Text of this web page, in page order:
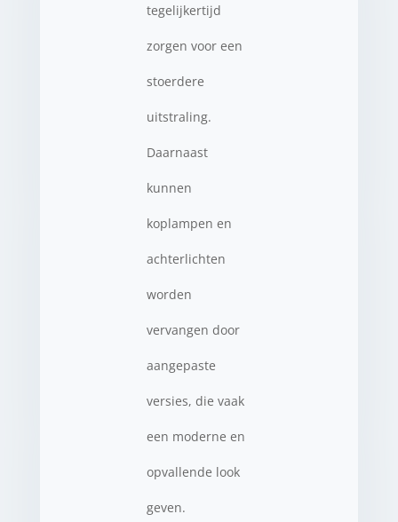
tegelijkertijd
zorgen voor een
stoerdere
uitstraling.
Daarnaast
kunnen
koplampen en
achterlichten
worden
vervangen door
aangepaste
versies, die vaak
een moderne en
opvallende look
geven.